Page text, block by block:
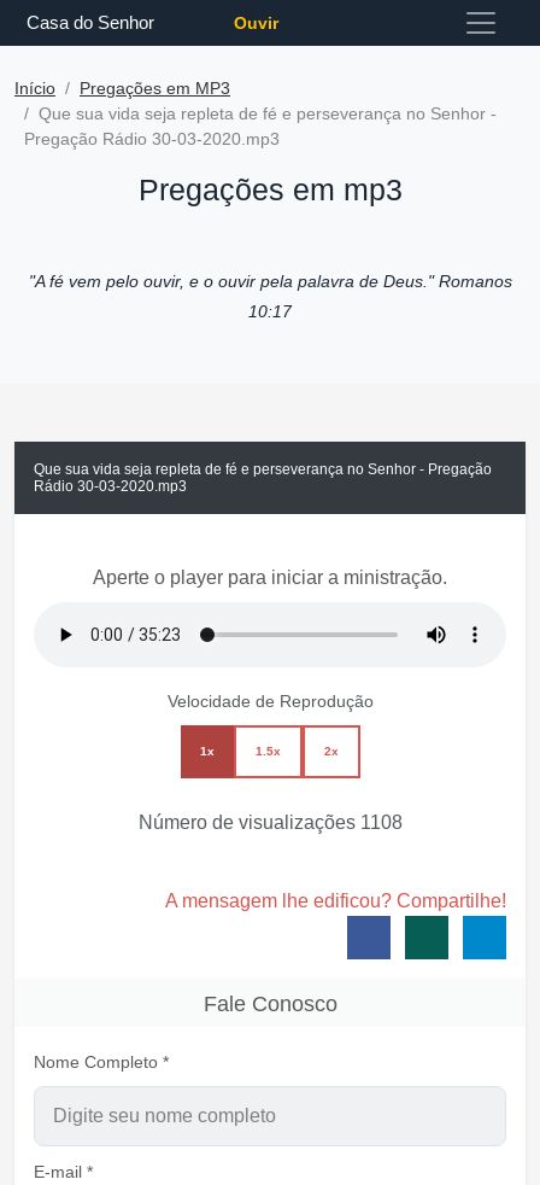
Casa do Senhor Ouvir
Início
Pregações em MP3
Que sua vida seja repleta de fé e perseverança no Senhor -
Pregação Rádio 30-03-2020.mp3
Pregações em mp3
"A fé vem pelo ouvir, e o ouvir pela palavra de Deus."Romanos
10:17
Que sua vida seja repleta de fé e perseverança no Senhor - Pregação
Rádio 30-03-2020.mp3
Aperte o player para iniciar a ministração.
Velocidade de Reprodução
1x 1.5x 2x
Número de visualizações 1108
A mensagem lhe edificou? Compartilhe!
Fale Conosco
Nome Completo *
E-mail *